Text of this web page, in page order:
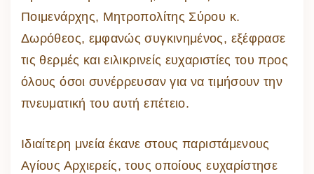
Ποιμενάρχης, Μητροπολίτης Σύρου κ.
Δωρόθεος, εμφανώς συγκινημένος, εξέφρασε
τις θερμές και ειλικρινείς ευχαριστίες του προς
όλους όσοι συνέρρευσαν για να τιμήσουν την
πνευματική του αυτή επέτειο.
Ιδιαίτερη μνεία έκανε στους παριστάμενους
Αγίους Αρχιερείς, τους οποίους ευχαρίστησε